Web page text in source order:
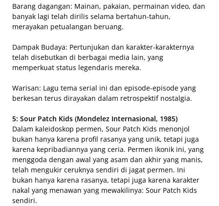
Barang dagangan: Mainan, pakaian, permainan video, dan
banyak lagi telah dirilis selama bertahun-tahun,
merayakan petualangan beruang.
Dampak Budaya: Pertunjukan dan karakter-karakternya
telah disebutkan di berbagai media lain, yang
memperkuat status legendaris mereka.
Warisan: Lagu tema serial ini dan episode-episode yang
berkesan terus dirayakan dalam retrospektif nostalgia.
5: Sour Patch Kids (Mondelez Internasional, 1985)
Dalam kaleidoskop permen, Sour Patch Kids menonjol
bukan hanya karena profil rasanya yang unik, tetapi juga
karena kepribadiannya yang ceria. Permen ikonik ini, yang
menggoda dengan awal yang asam dan akhir yang manis,
telah mengukir ceruknya sendiri di jagat permen. Ini
bukan hanya karena rasanya, tetapi juga karena karakter
nakal yang menawan yang mewakilinya: Sour Patch Kids
sendiri.